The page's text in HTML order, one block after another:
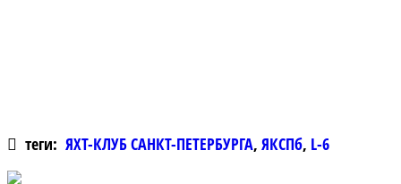
теги: ЯХТ-КЛУБ САНКТ-ПЕТЕРБУРГА, ЯКСПб, L-6